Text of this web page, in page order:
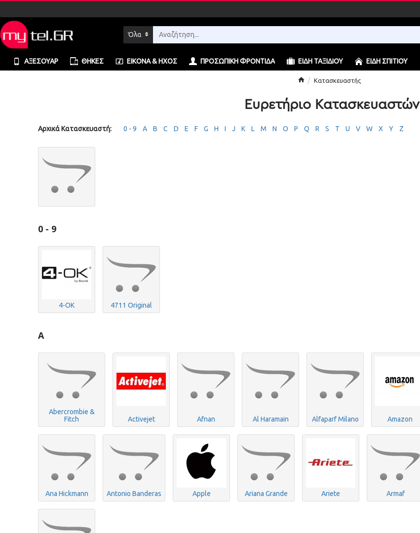
Όλα
ΑΞΕΣΟΥΆΡ ΘΉΚΕΣ ΕΙΚΌΝΑ & ΉΧΟΣ ΠΡΟΣΩΠΙΚΉ ΦΡΟΝΤΊΔΑ ΕΊΔΗ ΤΑΞΙΔΙΟΎ ΕΊΔΗ ΣΠΙΤΙΟΎ
Κατασκευαστής
Ευρετήριο Κατασκευαστών
Αρχικά Κατασκευαστή: 0 - 9 A B C D E F G H I J K L M N O P Q R S T U V W X Y Z
0 - 9
4-OK 4711 Original
A
Abercrombie &
Fitch
Activejet Afnan Al Haramain Alfaparf Milano Amazon
Ana Hickmann Antonio Banderas Apple Ariana Grande Ariete Armaf